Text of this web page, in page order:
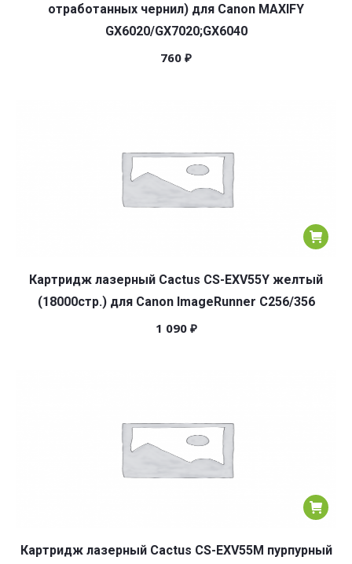
отработанных чернил) для Canon MAXIFY
GX6020/GX7020;GX6040
760 ₽
Картридж лазерный Cactus CS-EXV55Y желтый
(18000стр.) для Canon ImageRunner C256/356
1 090 ₽
Картридж лазерный Cactus CS-EXV55M пурпурный